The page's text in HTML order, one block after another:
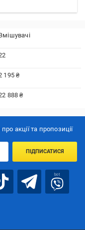
195 ₴
888 ₴
акції та пропозиції
ПІДПИСАТИСЯ
bot